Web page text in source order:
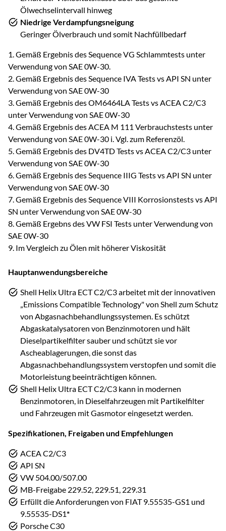
Ölwechselintervall hinweg
Niedrige Verdampfungsneigung
Geringer Ölverbrauch und somit Nachfüllbedarf
1. Gemäß Ergebnis des Sequence VG Schlammtests unter
Verwendung von SAE 0W-30.
2. Gemäß Ergebnis des Sequence IVA Tests vs API SN unter
Verwendung von SAE 0W-30
3. Gemäß Ergebnis des OM6464LA Tests vs ACEA C2/C3
unter Verwendung von SAE 0W-30
4. Gemäß Ergebnis des ACEA M 111 Verbrauchstests unter
Verwendung von SAE 0W-30 i. Vgl. zum Referenzöl.
5. Gemäß Ergebnis des DV4TD Tests vs ACEA C2/C3 unter
Verwendung von SAE 0W-30
6. Gemäß Ergebnis des Sequence IIIG Tests vs API SN unter
Verwendung von SAE 0W-30
7. Gemäß Ergebnis des Sequence VIII Korrosionstests vs API
SN unter Verwendung von SAE 0W-30
8. Gemäß Ergebns des VW FSI Tests unter Verwendung von
SAE 0W-30
9. Im Vergleich zu Ölen mit höherer Viskosität
Hauptanwendungsbereiche
Shell Helix Ultra ECT C2/C3 arbeitet mit der innovativen
„Emissions Compatible Technology" von Shell zum Schutz
von Abgasnachbehandlungssystemen. Es schützt
Abgaskatalysatoren von Benzinmotoren und hält
Dieselpartikelfilter sauber und schützt sie vor
Ascheablagerungen, die sonst das
Abgasnachbehandlungssystem verstopfen und somit die
Motorleistung beeinträchtigen können.
Shell Helix Ultra ECT C2/C3 kann in modernen
Benzinmotoren, in Dieselfahrzeugen mit Partikelfilter
und Fahrzeugen mit Gasmotor eingesetzt werden.
Spezifikationen, Freigaben und Empfehlungen
ACEA C2/C3
API SN
VW 504.00/507.00
MB-Freigabe 229.52, 229.51, 229.31
Erfüllt die Anforderungen von FIAT 9.55535-GS1 und
9.55535-DS1*
Porsche C30